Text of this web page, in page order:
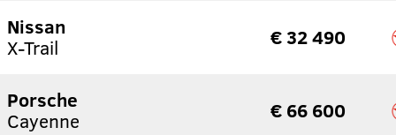
Nissan
X-Trail
€ 32 490
Porsche
Cayenne
€ 66 600